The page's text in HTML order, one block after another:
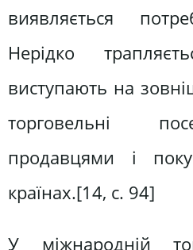
виявляється
Нерідко
виступають на
торговельні
продавцями і
країнах.[14, с. 94]
У міжнародній